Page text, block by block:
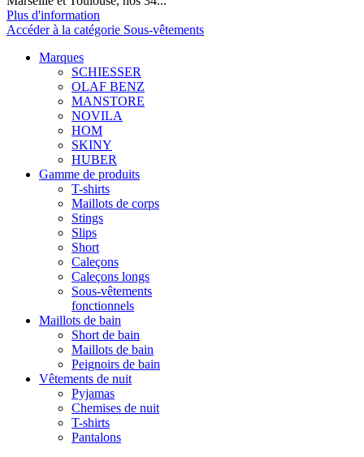
Plus d'information
Accéder à la catégorie Sous-vêtements
Marques
SCHIESSER
OLAF BENZ
MANSTORE
NOVILA
HOM
SKINY
HUBER
Gamme de produits
T-shirts
Maillots de corps
Stings
Slips
Short
Caleçons
Caleçons longs
Sous-vêtements
fonctionnels
Maillots de bain
Short de bain
Maillots de bain
Peignoirs de bain
Vêtements de nuit
Pyjamas
Chemises de nuit
T-shirts
Pantalons